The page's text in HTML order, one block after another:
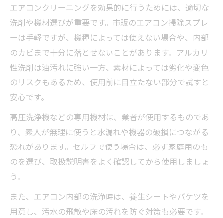
エアコンクリーニングを効果的に行うためには、適切な
洗剤や機材選びが重要です。市販のエアコン掃除スプレ
ーは手軽ですが、機種によっては使えない場合や、内部
のカビまで十分に落とせないことがあります。アルカリ
性洗剤は油汚れに強い一方、素材によっては劣化や変色
のリスクもあるため、使用前に目立たない部分で試すと
安心です。
高圧洗浄機などの専用機材は、業者が使用するものであ
り、素人が無理に使うと水漏れや機器の破損につながる
恐れがあります。セルフで使う場合は、必ず家庭用のも
のを選び、取扱説明書をよく確認してから使用しましょ
う。
また、エアコン内部の洗浄時は、養生シートやバケツを
用意し、汚水の飛散や床の汚れを防ぐ対策も必要です。